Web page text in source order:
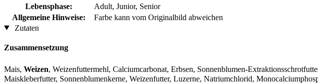
Lebensphase:
Adult, Junior, Senior
Allgemeine Hinweise:
Farbe kann vom Originalbild abweichen
Zutaten
Zusammensetzung
Mais, Weizen, Weizenfuttermehl, Calciumcarbonat, Erbsen, Sonnenblumen-
Maiskleberfutter, Sonnenblumenkerne, Weizenfutter, Luzerne, Natriumchlorid,